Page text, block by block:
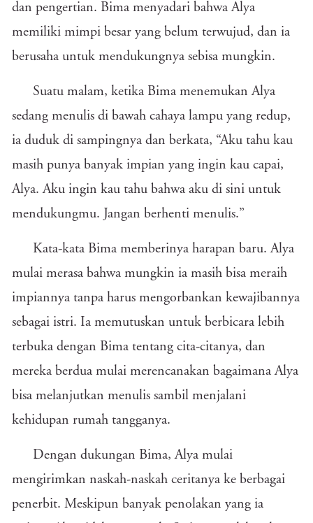
dan pengertian. Bima menyadari bahwa Alya
memiliki mimpi besar yang belum terwujud, dan ia
berusaha untuk mendukungnya sebisa mungkin.
Suatu malam, ketika Bima menemukan Alya
sedang menulis di bawah cahaya lampu yang redup,
ia duduk di sampingnya dan berkata, “Aku tahu kau
masih punya banyak impian yang ingin kau capai,
Alya. Aku ingin kau tahu bahwa aku di sini untuk
mendukungmu. Jangan berhenti menulis.”
Kata-kata Bima memberinya harapan baru. Alya
mulai merasa bahwa mungkin ia masih bisa meraih
impiannya tanpa harus mengorbankan kewajibannya
sebagai istri. Ia memutuskan untuk berbicara lebih
terbuka dengan Bima tentang cita-citanya, dan
mereka berdua mulai merencanakan bagaimana Alya
bisa melanjutkan menulis sambil menjalani
kehidupan rumah tangganya.
Dengan dukungan Bima, Alya mulai
mengirimkan naskah-naskah ceritanya ke berbagai
penerbit. Meskipun banyak penolakan yang ia